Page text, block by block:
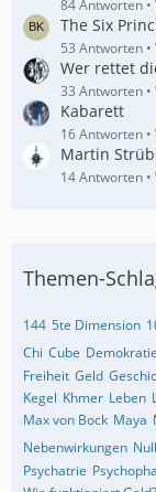
84 Antworten
The Six
53 Antworten
Wer rettet
33 Antworten
Kabarett
16 Antworten
Martin
14 Antworten
Themen-
144 5te Dimension
Chi Cube Demokratie
Freiheit Geld
Kegel Khmer Leben
Max von Bock Maya
Nebenwirkungen
Psychatrie